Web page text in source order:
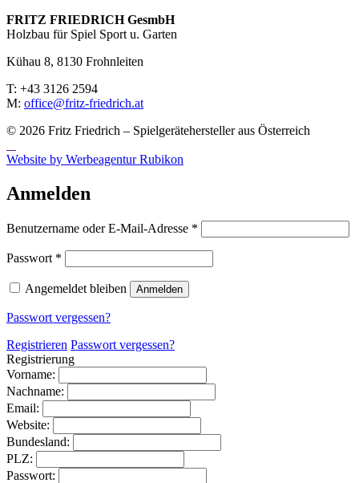
FRITZ FRIED­RICH GesmbH
Holzbau für Spiel Sport u. Garten
Kühau 8, 8130 Frohn­leiten
T: +43 3126 2594
M: office@fritz-fried­rich.at
© 2026 Fritz Friedrich – Spielgerätehersteller aus Österreich
Website by Werbeagentur Rubikon
Anmelden
Benutzername oder E-Mail-Adresse *
Passwort *
Angemeldet bleiben Anmelden
Passwort vergessen?
Registrieren Passwort vergessen?
Registrierung
Vorname:
Nachname:
Email:
Website:
Bundesland:
PLZ:
Passwort: